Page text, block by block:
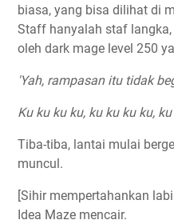
biasa, yang bisa dilihat di
Staff hanyalah staf
oleh dark mage level 250
'Yah, rampasan itu tidak
Ku ku ku ku, ku ku ku ku,
Tiba-tiba, lantai mulai
muncul.
[Sihir mempertahankan
Idea Maze mencair.